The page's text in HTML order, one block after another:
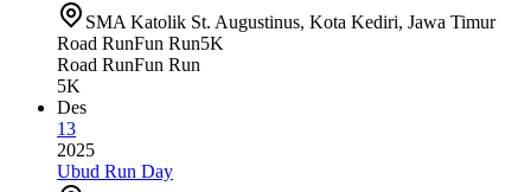
SMA Katolik St. Augustinus, Kota Kediri, Jawa Timur
Road RunFun Run5K
Road RunFun Run
5K
Des
13
2025
Ubud Run Day